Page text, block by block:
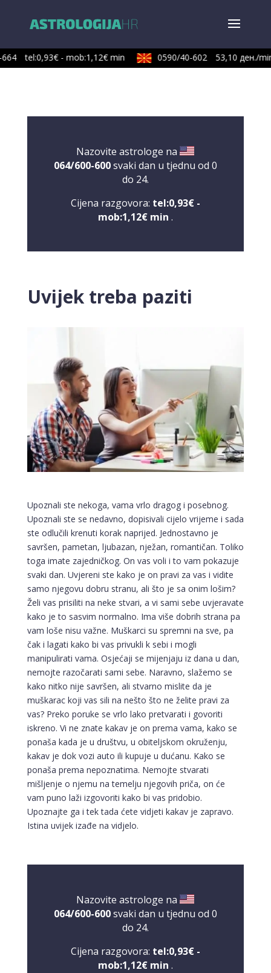
tel:0,93€ - mob:1,12€ min 0590/40-602 53,10 ден./min
Nazovite astrologe na
064/600-600svaki dan u tjednu od 0
do 24.
Cijena razgovora: tel:0,93€ -
mob:1,12€ min .
Uvijek treba paziti
Upoznali ste nekoga, vama vrlo dragog i posebnog.
Upoznali ste se nedavno, dopisivali cijelo vrijeme i sada
ste odlučili krenuti korak naprijed. Jednostavno je
savršen, pametan, ljubazan, nježan, romantičan. Toliko
toga imate zajedničkog. On vas voli i to vam pokazuje
svaki dan. Uvjereni ste kako je on pravi za vas i vidite
samo njegovu dobru stranu, ali što je sa onim lošim?
Želi vas prisiliti na neke stvari, a vi sami sebe uvjeravate
kako je to sasvim normalno. Ima više dobrih strana pa
vam loše nisu važne. Muškarci su spremni na sve, pa
čak i lagati kako bi vas privukli k sebi i mogli
manipulirati vama. Osjećaji se mijenjaju iz dana u dan,
nemojte razočarati sami sebe. Naravno, slažemo se
kako nitko nije savršen, ali stvarno mislite da je
muškarac koji vas sili na nešto što ne želite pravi za
vas? Preko poruke se vrlo lako pretvarati i govoriti
iskreno. Vi ne znate kakav je on prema vama, kako se
ponaša kada je u društvu, u obiteljskom okruženju,
kakav je dok vozi auto ili kupuje u dućanu. Kako se
ponaša prema nepoznatima. Nemojte stvarati
mišljenje o njemu na temelju njegovih priča, on će
vam puno laži izgovoriti kako bi vas pridobio.
Upoznajte ga i tek tada ćete vidjeti kakav je zapravo.
Istina uvijek izađe na vidjelo.
Nazovite astrologe na
064/600-600svaki dan u tjednu od 0
do 24.
Cijena razgovora: tel:0,93€ -
mob:1,12€ min .